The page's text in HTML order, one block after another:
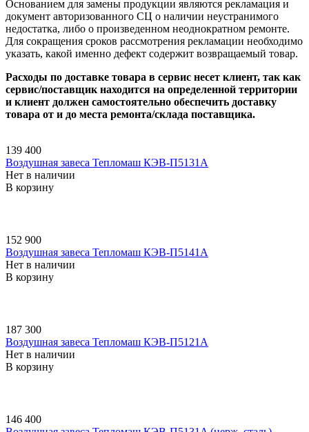
Основанием для замены продукции являются рекламация и
документ авторизованного СЦ о наличии неустранимого
недостатка, либо о произведенном неоднократном ремонте.
Для сокращения сроков рассмотрения рекламации необходимо
указать, какой именно дефект содержит возвращаемый товар.
Расходы по доставке товара в сервис несет клиент, так как
сервис/поставщик находится на определенной территории
и клиент должен самостоятельно обеспечить доставку
товара от и до места ремонта/склада поставщика.
139 400
Воздушная завеса Тепломаш КЭВ-П5131A
Нет в наличии
В корзину
152 900
Воздушная завеса Тепломаш КЭВ-П5141A
Нет в наличии
В корзину
187 300
Воздушная завеса Тепломаш КЭВ-П5121A
Нет в наличии
В корзину
146 400